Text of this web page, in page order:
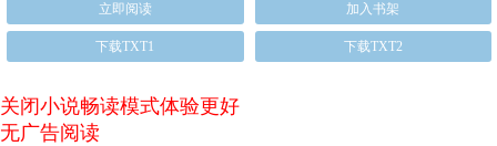
立即阅读
加入书架
下载TXT1 下载TXT2
关闭小说畅读模式体验更好
无广告阅读